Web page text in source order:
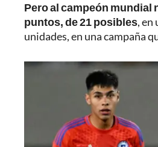
Pero al campeón mundial
puntos, de 21 posibles, en
unidades, en una campaña